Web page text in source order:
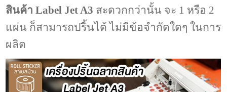
สินค้า Label Jet A3 สะดวกกว่านั้น จะ 1 หรือ 2
แผ่น ก็สามารถปริ้นได้ ไม่มีข้อจำกัดใดๆ ในการ
ผลิต